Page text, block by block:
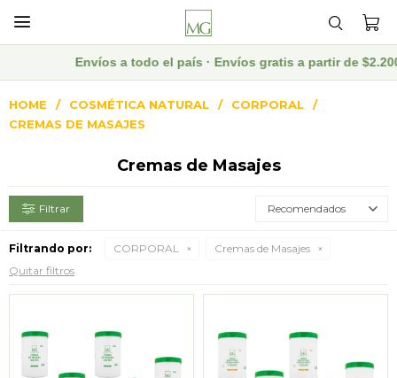

Envíos a todo el país · Envíos gratis a partir de $2.200
HOME COSMÉTICA NATURAL
CORPORAL
CREMAS DE MASAJES
Cremas de Masajes
Recomendados
Filtrando por: CORPORAL
Cremas de Masajes
Quitar filtros